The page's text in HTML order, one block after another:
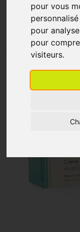
pour vous
pour
pour
visiteurs.
Avene
PIERRE